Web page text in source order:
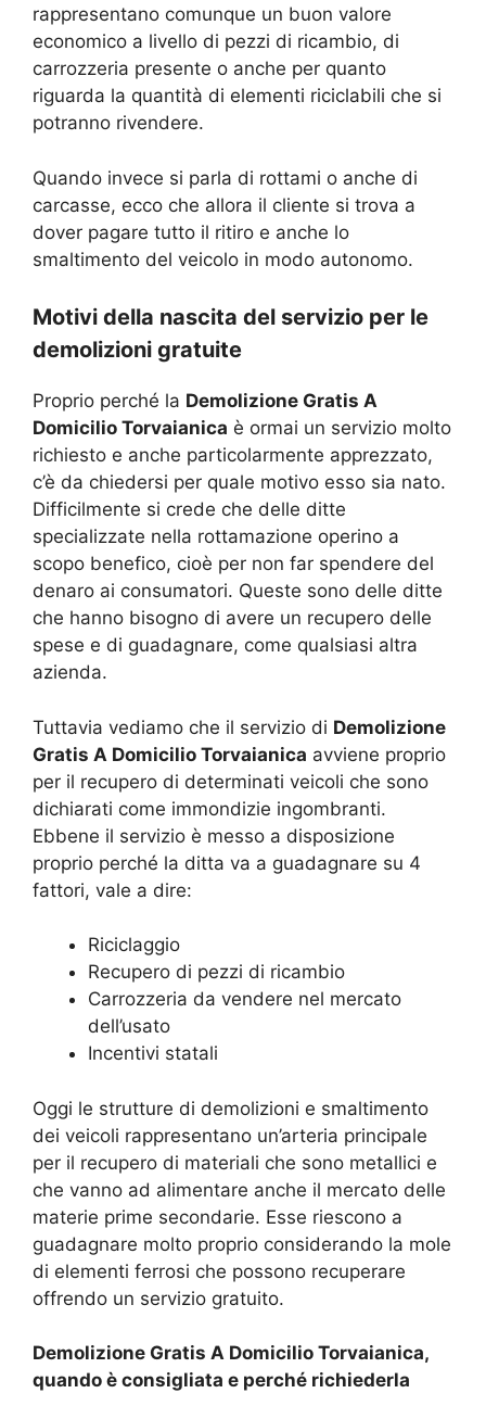
rappresentano comunque un buon valore
economico a livello di pezzi di ricambio, di
carrozzeria presente o anche per quanto
riguarda la quantità di elementi riciclabili che si
potranno rivendere.
Quando invece si parla di rottami o anche di
carcasse, ecco che allora il cliente si trova a
dover pagare tutto il ritiro e anche lo
smaltimento del veicolo in modo autonomo.
Motivi della nascita del servizio per le
demolizioni gratuite
Proprio perché la Demolizione Gratis A
Domicilio Torvaianica è ormai un servizio molto
richiesto e anche particolarmente apprezzato,
c’è da chiedersi per quale motivo esso sia nato.
Difficilmente si crede che delle ditte
specializzate nella rottamazione operino a
scopo benefico, cioè per non far spendere del
denaro ai consumatori. Queste sono delle ditte
che hanno bisogno di avere un recupero delle
spese e di guadagnare, come qualsiasi altra
azienda.
Tuttavia vediamo che il servizio di Demolizione
Gratis A Domicilio Torvaianica avviene proprio
per il recupero di determinati veicoli che sono
dichiarati come immondizie ingombranti.
Ebbene il servizio è messo a disposizione
proprio perché la ditta va a guadagnare su 4
fattori, vale a dire:
Riciclaggio
Recupero di pezzi di ricambio
Carrozzeria da vendere nel mercato
dell’usato
Incentivi statali
Oggi le strutture di demolizioni e smaltimento
dei veicoli rappresentano un’arteria principale
per il recupero di materiali che sono metallici e
che vanno ad alimentare anche il mercato delle
materie prime secondarie. Esse riescono a
guadagnare molto proprio considerando la mole
di elementi ferrosi che possono recuperare
offrendo un servizio gratuito.
Demolizione Gratis A Domicilio Torvaianica,
quando è consigliata e perché richiederla